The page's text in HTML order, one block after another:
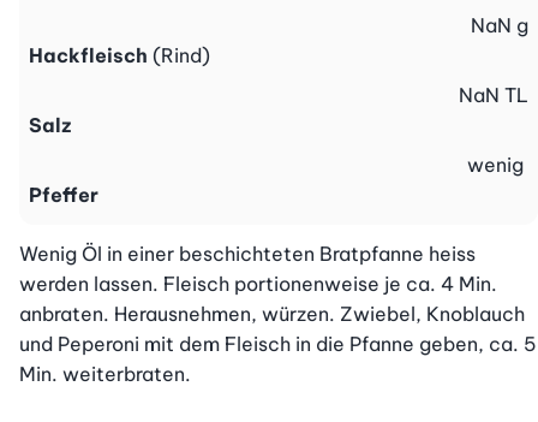
Hackfleisch (Rind)
NaN g
Salz
NaN TL
Pfeffer
wenig
Wenig Öl in einer beschichteten Bratpfanne heiss
werden lassen. Fleisch portionenweise je ca. 4 Min.
anbraten. Herausnehmen, würzen. Zwiebel, Knoblauch
und Peperoni mit dem Fleisch in die Pfanne geben, ca. 5
Min. weiterbraten.